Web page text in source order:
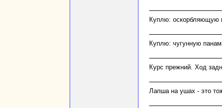
Куплю: оскорбляющую
Куплю: чугунную
Курс прежний. Ход
Лапша на ушах - это